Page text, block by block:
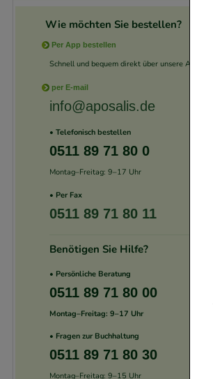
Wie möchten Sie bestellen?
Per App bestellen
Schnell und bequem direkt über unsere App.
per E-mail
info@aposalis.de
• Telefonisch bestellen
0511 89 71 80 0
Montag–Freitag: 9–17 Uhr
• Per Fax
0511 89 71 80 11
Benötigen Sie Hilfe?
• Persönliche Beratung
0511 89 71 80 00
Montag–Freitag: 9–17 Uhr
• Fragen zur Buchhaltung
0511 89 71 80 30
Montag–Freitag: 9–15 Uhr